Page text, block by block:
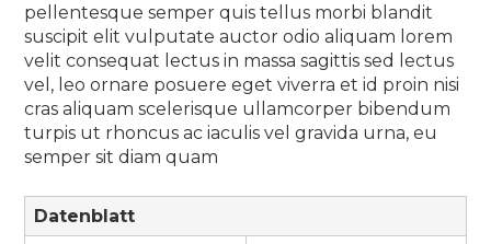
pellentesque semper quis tellus morbi blandit
suscipit elit vulputate auctor odio aliquam lorem
velit consequat lectus in massa sagittis sed lectus
vel, leo ornare posuere eget viverra et id proin nisi
cras aliquam scelerisque ullamcorper bibendum
turpis ut rhoncus ac iaculis vel gravida urna, eu
semper sit diam quam
Datenblatt